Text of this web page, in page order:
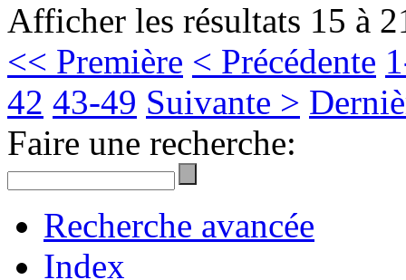
Afficher les résultats 15 à
<< Première < Précédente
42 43-49 Suivante >
Faire une recherche:
Recherche avancée
Index